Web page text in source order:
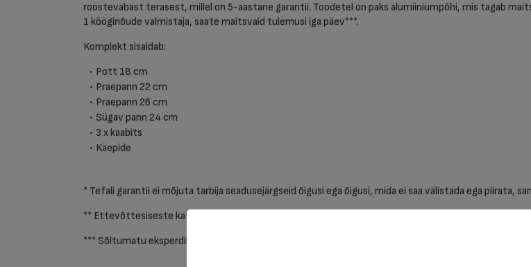
roostevabast terasest, millel on 5-aastane garantii. Toodetel on paks alumiiniumpõhi, mis tagab
1 kööginõude valmistaja, saate maitsvaid tulemusi iga päev***.
Komplekt sisaldab:
Pott 18 cm
Praepann 22 cm
Praepann 26 cm
Sügav pann 24 cm
3 x kaabits
Käepide
* Tefali garantii ei mõjuta tarbija seadusejärgseid õigusi ega õigusi, mida ei saa välistada ega piirata,
** Ettevõttesiseste katsete põhjal
*** Sõltumatu eksperdikogu andmed 2016. aastast, tootemargi müüginumbrid, kööginõude